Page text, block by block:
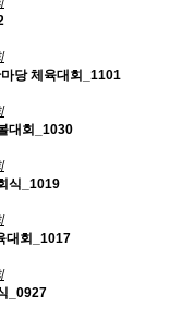
당 체육대회_1101
대회_1030
식_1019
대회_1017
_0927